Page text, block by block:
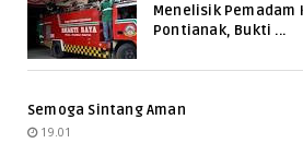
Menelisik Pemadam
Pontianak, Bukti ...
Semoga Sintang Aman
19.01